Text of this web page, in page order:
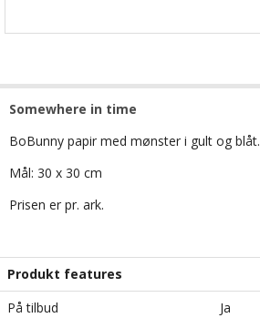
Somewhere in time
BoBunny papir med mønster i gult og blåt.
Mål: 30 x 30 cm
Prisen er pr. ark.
Produkt features
På tilbud
Ja